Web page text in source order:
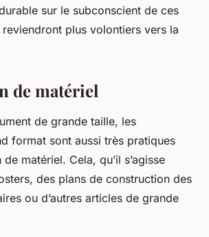
sur le subconscient de ces
reviendront plus volontiers vers la
de matériel
de grande taille, les
format sont aussi très pratiques
matériel. Cela, qu’il s’agisse
des plans de construction des
ou d’autres articles de grande